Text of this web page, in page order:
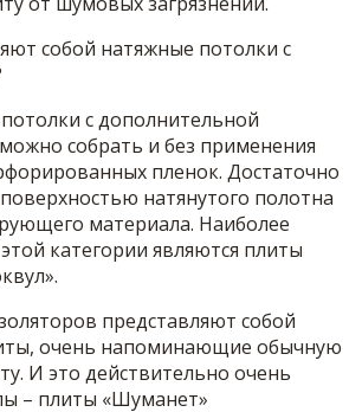
с дополнительной
собрать и без применения
пленок. Достаточно
натянутого полотна
материала. Наиболее
категории являются плиты
представляют собой
очень напоминающие обычную
И это действительно очень
– плиты «Шуманет»